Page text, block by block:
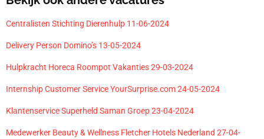
Centralisten Stichting Dierenhulp 11-06-2024
Delivery Person Domino’s 13-05-2024
Hulpkracht Horeca Roompot Vakanties 29-03-2024
Internship Customer Service YourSurprise.com 24-05-2024
Klantenservice Superheld Saman Groep 23-04-2024
Medewerker Beauty & Wellness Fletcher Hotels Nederland 27-04-